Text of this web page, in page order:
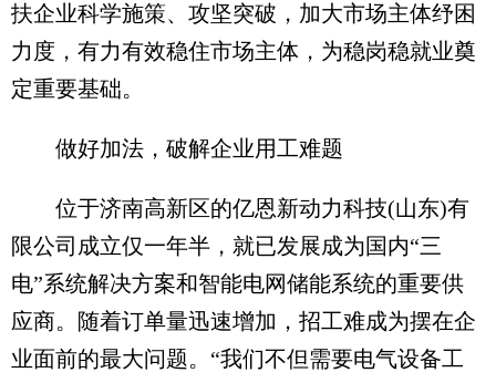
扶企业科学施策、攻坚突破，加大市场主体纾困
力度，有力有效稳住市场主体，为稳岗稳就业奠
定重要基础。
做好加法，破解企业用工难题
位于济南高新区的亿恩新动力科技(山东)有
限公司成立仅一年半，就已发展成为国内“三
电”系统解决方案和智能电网储能系统的重要供
应商。随着订单量迅速增加，招工难成为摆在企
业面前的最大问题。“我们不但需要电气设备工